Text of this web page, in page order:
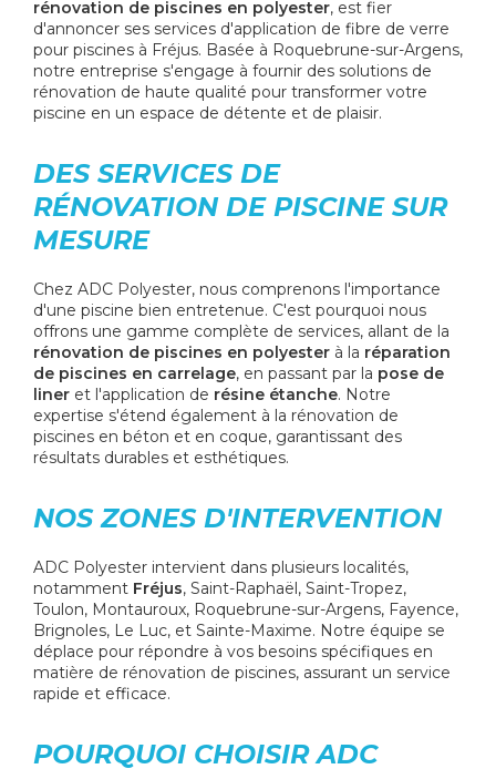
rénovation de piscines en polyester, est fier
d'annoncer ses services d'application de fibre de verre
pour piscines à Fréjus. Basée à Roquebrune-sur-Argens,
notre entreprise s'engage à fournir des solutions de
rénovation de haute qualité pour transformer votre
piscine en un espace de détente et de plaisir.
DES SERVICES DE
RÉNOVATION DE PISCINE SUR
MESURE
Chez ADC Polyester, nous comprenons l'importance
d'une piscine bien entretenue. C'est pourquoi nous
offrons une gamme complète de services, allant de la
rénovation de piscines en polyester à la réparation
de piscines en carrelage, en passant par la pose de
liner et l'application de résine étanche. Notre
expertise s'étend également à la rénovation de
piscines en béton et en coque, garantissant des
résultats durables et esthétiques.
NOS ZONES D'INTERVENTION
ADC Polyester intervient dans plusieurs localités,
notamment Fréjus, Saint-Raphaël, Saint-Tropez,
Toulon, Montauroux, Roquebrune-sur-Argens, Fayence,
Brignoles, Le Luc, et Sainte-Maxime. Notre équipe se
déplace pour répondre à vos besoins spécifiques en
matière de rénovation de piscines, assurant un service
rapide et efficace.
POURQUOI CHOISIR ADC